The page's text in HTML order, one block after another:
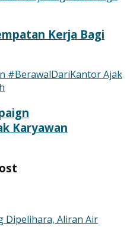
Kerja Bagi
Karyawan